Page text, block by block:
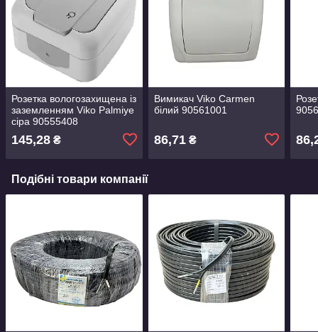
Розетка вологозахищена із
заземленням Viko Palmiye
сіра 90555408
145,28 ₴
Вимикач Viko Carmen
білий 90561001
86,71₴
Подібні товари компанії